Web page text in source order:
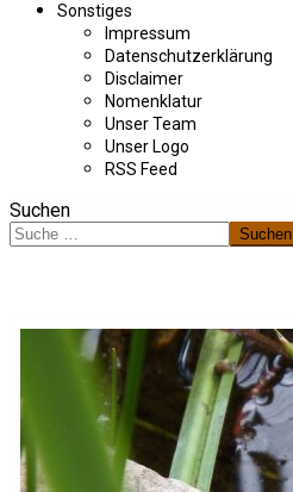
Sonstiges
Impressum
Datenschutzerklärung
Disclaimer
Nomenklatur
Unser Team
Unser Logo
RSS Feed
Suchen
Suchen